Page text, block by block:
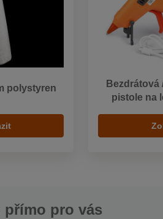
polystyren
Bezdrátová
pistole na
přímo pro vás